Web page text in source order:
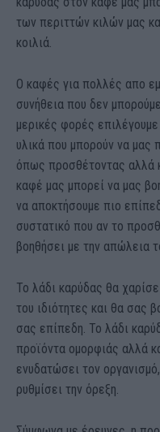
των περιττών κιλών μας
κοιλιά.
Ο καφές για πολλές απο
συνήθεια που δεν
μερικές φορές
υλικά που μπορούν να μας
όπως προσθέτοντας αλλά
καφέ μας μπορεί να μας
να αποκτήσουμε πιο
συστατικό που αν το
βοηθήσει με την απώλεια
Το λάδι καρύδας θα
του ιδιότητες και θα σας
σας επίπεδη. Το λάδι
προϊόντα ομορφιάς αλλά
ενυδατώσει τον
ρυθμίσει την όρεξη.